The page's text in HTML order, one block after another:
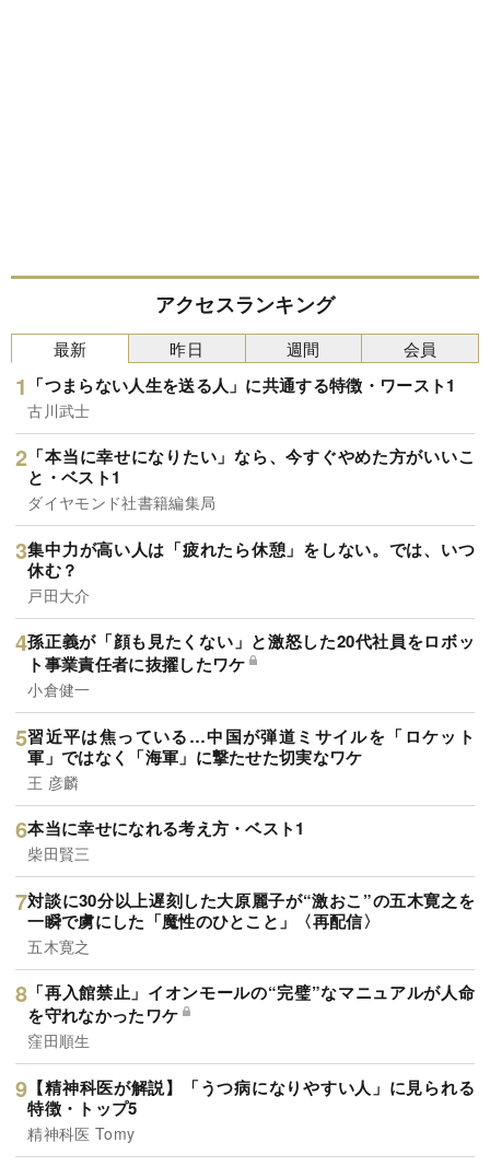
アクセスランキング
最新
「つまらない人生を送る人」に共通する特徴・ワースト1
古川武士
「本当に幸せになりたい」なら、今すぐやめた方がいいこ
と・ベスト1
ダイヤモンド社書籍編集局
集中力が高い人は「疲れたら休憩」をしない。では、いつ
休む？
戸田大介
孫正義が「顔も見たくない」と激怒した20代社員をロボッ
ト事業責任者に抜擢したワケ
小倉健一
習近平は焦っている…中国が弾道ミサイルを「ロケット
軍」ではなく「海軍」に撃たせた切実なワケ
王 彦麟
本当に幸せになれる考え方・ベスト1
柴田賢三
対談に30分以上遅刻した大原麗子が“激おこ”の五木寛之を
一瞬で虜にした「魔性のひとこと」〈再配信〉
五木寛之
「再入館禁止」イオンモールの“完璧”なマニュアルが人命
を守れなかったワケ
窪田順生
【精神科医が解説】「うつ病になりやすい人」に見られる
特徴・トップ5
精神科医 Tomy
昨日 週間 会員